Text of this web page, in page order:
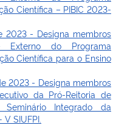
Científica – PIBIC 2023-
2023 - Designa membros
do Programa
Científica para o Ensino
2023 - Designa membros
da Pró-Reitoria de
Integrado da
SIUFPI.